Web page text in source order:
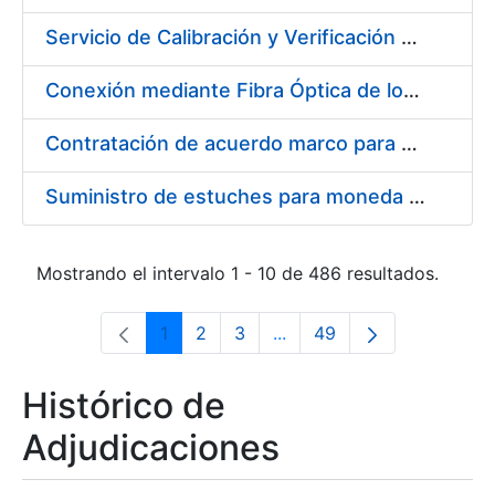
Servicio de Calibración y Verificación Externa de los Equipos de Medición del Servicio de Prevención de la FNMT-RCM
Conexión mediante Fibra Óptica de los Centros de Proceso de Datos (CPDs) de las sedes de la FNMT-RCM de Burgos y Madrid
Contratación de acuerdo marco para el Suministro de Material de Electricidad para la Fábrica Nacional de Moneda y Timbre-Real Casa de la Moneda en su centro de trabajo de Burgos
Suministro de estuches para moneda de 30 €
Mostrando el intervalo 1 - 10 de 486 resultados.
Página
1 Página
2 Página
3 ...Páginas intermedias Use
Página
49
Histórico de
Adjudicaciones